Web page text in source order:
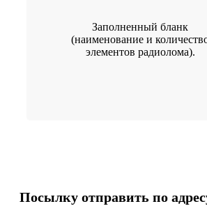
Заполненный бланк
(наименование и
элементов радиолома).
Посылку отправить по